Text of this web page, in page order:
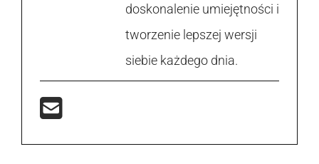
doskonalenie umiejętności i
tworzenie lepszej wersji
siebie każdego dnia.